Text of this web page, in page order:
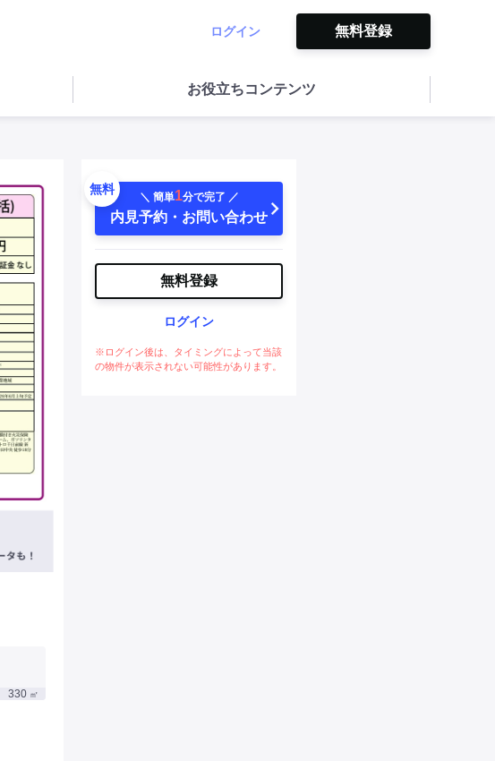
ログイン 無料登録
お役立ちコンテンツ
330 ㎡
無料
＼ 簡単1分で完了 ／
内見予約・お問い合わせ
無料登録
ログイン
※ログイン後は、タイミングによって当該
の物件が表示されない可能性があります。